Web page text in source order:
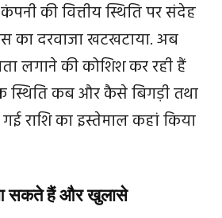
की वित्तीय स्थिति पर संदेह
का दरवाजा खटखटाया. अब
लगाने की कोशिश कर रही हैं
स्थिति कब और कैसे बिगड़ी तथा
राशि का इस्तेमाल कहां किया
सकते हैं और खुलासे